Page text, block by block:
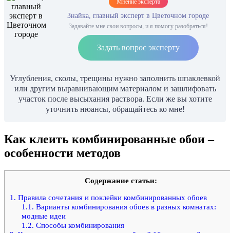
Знайка, главный эксперт в Цветочном городе
Задавайте мне свои вопросы, и я помогу разобраться!
Задать вопрос эксперту
Углубления, сколы, трещины нужно заполнить шпаклевкой
или другим выравнивающим материалом и зашлифовать
участок после высыхания раствора. Если же вы хотите
уточнить нюансы, обращайтесь ко мне!
Как клеить комбинированные обои –
особенности методов
Содержание статьи:
1. Правила сочетания и поклейки комбинированных обоев
1.1. Варианты комбинирования обоев в разных комнатах:
модные идеи
1.2. Способы комбинирования